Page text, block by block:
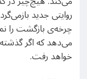
روایتی جدید
چرخه‌ی بازگشت را
می‌دهد که اگر
خواهد رفت.